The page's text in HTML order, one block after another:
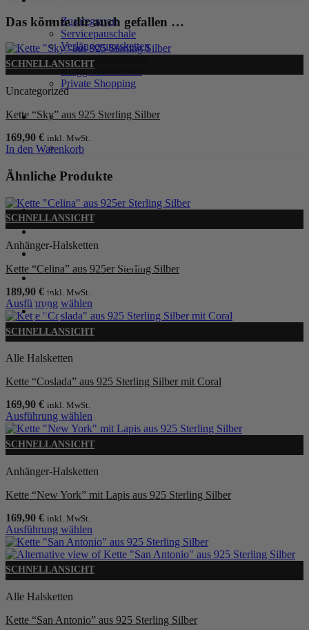
Zusatzgravur
Servicepauschale
Verlängerungsketten
Geschenkgutschein
Ringgrößenmesser
Private Shopping
Anmelden / Registrieren
Warenkorb /
0
Das könnte dir auch gefallen …
SCHNELLANSICHT
Uncategorized
Kette “Sky” aus 925 Sterling Silber
169,90 € inkl. MwSt.
In den Warenkorb
Ähnliche Produkte
SCHNELLANSICHT
Anhänger-Halsketten
Kette “Celina” aus 925er Sterling Silber
189,90 € inkl. MwSt.
Ausführung wählen
Dieses
Produkt
weist
mehrere
Varianten
auf.
Die
Optionen
können
auf
der
Produktseite
werden
SCHNELLANSICHT
Alle Halsketten
Kette “Coslada” aus 925 Sterling Silber mit Coral
169,90 € inkl. MwSt.
Ausführung wählen
Dieses
Produkt
weist
mehrere
Varianten
auf.
Die
Optionen
können
auf
der
Produktseite
gewählt
werden
SCHNELLANSICHT
Anhänger-Halsketten
Kette “New York” mit Lapis aus 925 Sterling Silber
169,90 € inkl. MwSt.
Ausführung wählen
Dieses
Produkt
weist
mehrere
Varianten
auf.
Die
SCHNELLANSICHT
Alle Halsketten
Kette “San Antonio” aus 925 Sterling Silber